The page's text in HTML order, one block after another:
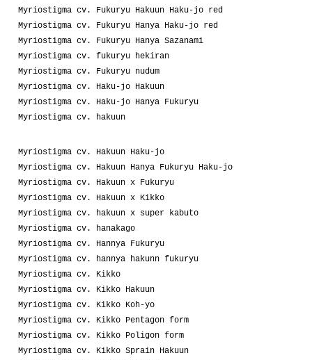
Myriostigma cv. Fukuryu Hakuun Haku-jo red
Myriostigma cv. Fukuryu Hanya Haku-jo red
Myriostigma cv. Fukuryu Hanya Sazanami
Myriostigma cv. fukuryu hekiran
Myriostigma cv. Fukuryu nudum
Myriostigma cv. Haku-jo Hakuun
Myriostigma cv. Haku-jo Hanya Fukuryu
Myriostigma cv. hakuun
Myriostigma cv. Hakuun Haku-jo
Myriostigma cv. Hakuun Hanya Fukuryu Haku-jo
Myriostigma cv. Hakuun x Fukuryu
Myriostigma cv. Hakuun x Kikko
Myriostigma cv. hakuun x super kabuto
Myriostigma cv. hanakago
Myriostigma cv. Hannya Fukuryu
Myriostigma cv. hannya hakunn fukuryu
Myriostigma cv. Kikko
Myriostigma cv. Kikko Hakuun
Myriostigma cv. Kikko Koh-yo
Myriostigma cv. Kikko Pentagon form
Myriostigma cv. Kikko Poligon form
Myriostigma cv. Kikko Sprain Hakuun